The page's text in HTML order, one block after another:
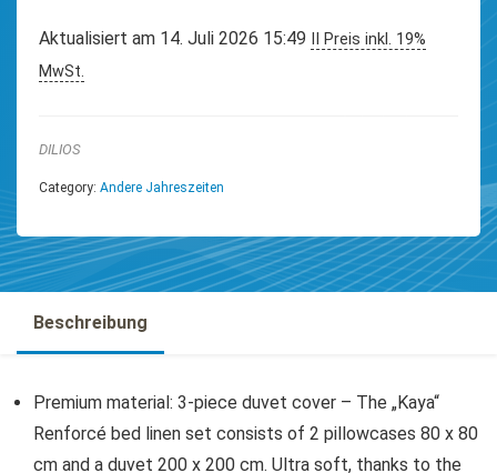
Aktualisiert am 14. Juli 2026 15:49 II Preis inkl. 19%
MwSt.
DILIOS
Category: Andere Jahreszeiten
Beschreibung
Premium material: 3-piece duvet cover – The „Kaya“
Renforcé bed linen set consists of 2 pillowcases 80 x 80
cm and a duvet 200 x 200 cm. Ultra soft, thanks to the